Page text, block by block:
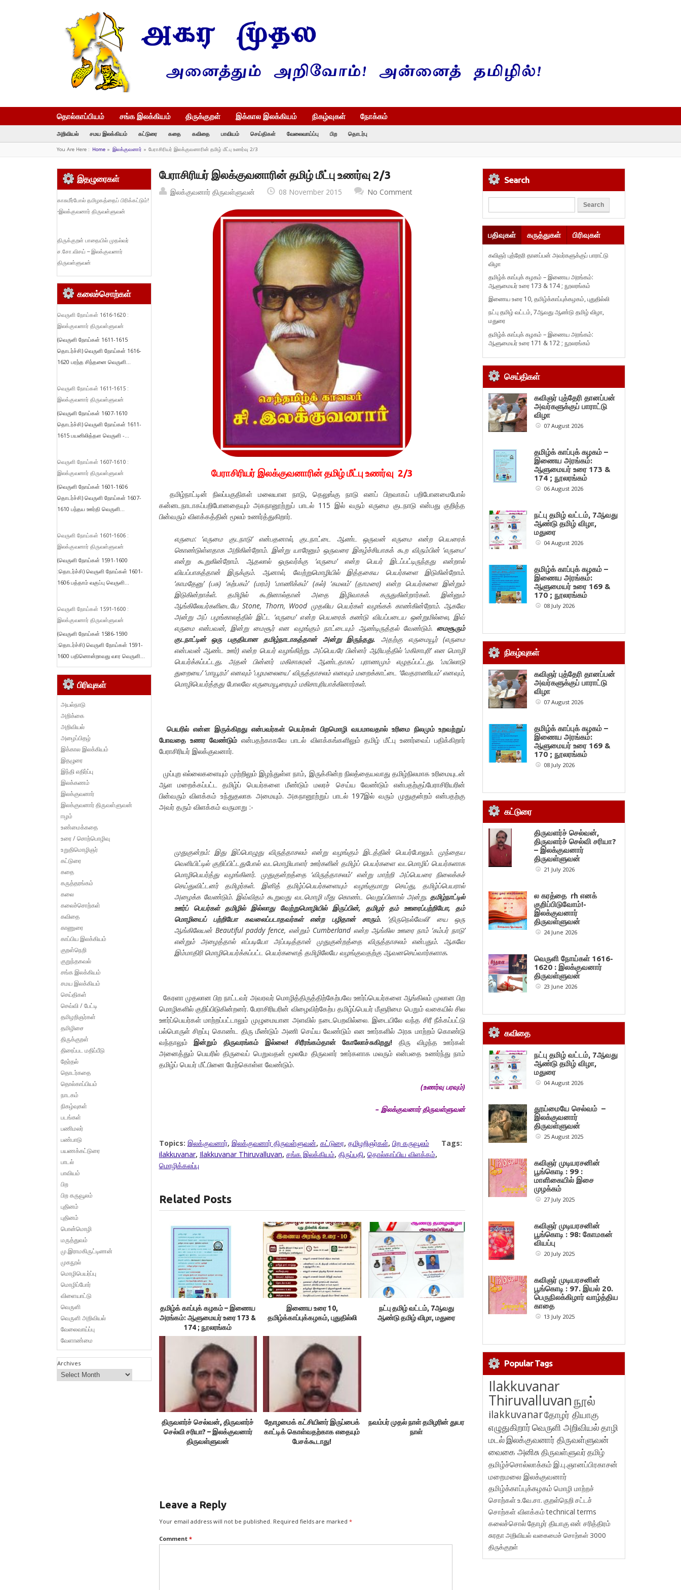
தொல்காப்பியம் சங்க இலக்கியம் திருக்குறள் இக்கால இலக்கியம் நிகழ்வுகள் நோக்கம்
அறிவியல் சமய இலக்கியம் கட்டுரை கதை கவிதை பாவியம் செய்திகள் வேலைவாய்ப்பு பிற தொடர்பு
You Are Here : Home» இலக்குவனார் » பேராசிரியர் இலக்குவனாரின் தமிழ் மீட்பு உணர்வு 2/3
பேராசிரியர் இலக்குவனாரின் தமிழ் மீட்பு உணர்வு 2/3
இலக்குவனார் திருவள்ளுவன் 08 November 2015 No Comment
பேராசிரியர் இலக்குவனாரின் தமிழ் மீட்பு உணர்வு 2/3
தமிழ்நாட்டின் நிலப்பகுதிகள் மலையாள நாடு, தெலுங்கு நாடு எனப் பிறவாகப் பறிபோனமைபோல்
கன்னடநாடாகப்பறிபோனதையும் அகநானூற்றுப் பாடல் 115 இல் வரும் எருமை குடநாடு என்பது குறித்த
பின்வரும் விளக்கத்தின் மூலம் உணர்த்துகிறார்.
எருமை: ‘எருமை குடநாடு’ என்பதனால், குடநாட்டை ஆண்ட ஒருவன் எருமை என்ற பெயரைக்
கொண்டுள்ளதாக அறிகின்றோம். இன்று யாரேனும் ஒருவரை இகழ்ச்சியாகக் கூற விரும்பின் ‘எருமை’
என்று கூறுகின்றோம். ஆதலால் ஒருவர்க்கு ‘எருமை’ என்ற பெயர் இடப்பட்டிருந்தது என்றால்
வியப்பாகத்தான் இருக்கும். ஆனால், வேற்றுமொழியில் இத்தகைய பெயர்களை இடுகின்றோம்.
‘காமதேனு’ (பசு) ‘கற்பகம்’ (மரம்) ‘மாணிக்கம்’ (கல்) ‘கமலம்’ (தாமரை) என்ற பெயர்களை இன்றும்
இடுகின்றாக்ள். தமிழில் கூறினால்தான் அதை இழிவாகக் கருதுகின்றார்கள். இன்னும்
ஆங்கிலேயர்களிடையே Stone, Thorn, Wood முதலிய பெயர்கள் வழங்கக் காண்கின்றோம். ஆகவே
அன்று அப் பழங்காலத்தில் இட்ட ‘எருமை’ என்ற பெயரைக் கண்டு வியப்படைய ஒன்றுமில்லை, இவ்
எருமை என்பவன், இன்று மைசூர் என வழங்கும் நாட்டையும் ஆண்டிருத்தல் வேண்டும்.மைசூரும்
குடநாட்டின் ஒரு பகுதியான தமிழ்நாடாகத்தான் அன்று இருந்தது. அதற்கு எருமையூர் (எருமை
என்பவன் ஆண்ட ஊர்) என்ற பெயர் வழங்கிற்று. அப்பெயரே பின்னர் ஆரியத்தில் ‘மகிசாபுரி’ என மொழி
பெயர்க்கப்பட்டது. அதன் பின்னர் மகிசாசுரன் ஆண்டதாகப் புராணமும் எழுதப்பட்டது. ‘மயிலாடு
துறையை’ ‘மாயூரம்’ எனவும் ‘பழமலையை’ விருத்தாசலம் எனவும் மறைக்காட்டை ‘வேதராணியம்’ எனவும்,
மொழிபெயர்த்தது போலவே எருமையூரையும் மகிசாபுரியாக்கினார்கள்.
பெயரில் என்ன இருக்கிறது என்பவர்கள் பெயர்கள் பிறமொழி வயமாவதால் உரிமை நிலமும் உறவற்றுப்
போவதை உணர வேண்டும் என்பதற்காகவே பாடல் விளக்கங்களிலும் தமிழ் மீட்பு உணர்வைப் பதிக்கிறார்
பேராசிரியர் இலக்குவனார்.
முப்புற எல்லைகளையும் முற்றிலும் இழந்துள்ள நாம், இருக்கின்ற நிலத்தையவாது தமிழ்நிலமாக உரிமையுடன்
ஆள மறைக்கப்பட்ட தமிழ்ப் பெயர்களை மீண்டும் மலரச் செய்ய வேண்டும் என்பதற்குப்பேராசிரியரின்
பின்வரும் விளக்கம் உந்துதலாக அமையும். அகநானூற்றுப் பாடல் 197இல் வரும் முதுகுன்றம் என்பதற்கு
அவர் தரும் விளக்கம் வருமாறு :-
முதுகுன்றம்: இது இப்பொழுது விருத்தாசலம் என்று வழங்கும் இடத்தின் பெயர்போலும். முந்தைய
வெளியிட்டில் குறிப்பிட்டதுபோல் வடமொழியாளர் ஊர்களின் தமிழ்ப் பெயர்களை வடமொழிப் பெயர்களாக
மொழிபெயர்த்து வழங்கினர். முதுகுன்றத்தை ‘விருத்தாசலம்’ என்று மாற்றி அப்பெயரை நிலைக்கச்
செய்துவிட்டனர் தமிழர்கள். இனித் தமிழ்ப்பெயர்களையும் வழங்குமாறு செய்து, தமிழ்ப்பெயரால்
அழைக்க வேண்டும். இவ்விதம் கூறுவது வடமொழி மீது கொண்ட வெறுப்பினால் அன்று.தமிழ்நாட்டில்
ஊர்ப் பெயர்கள் தமிழில் இல்லாது வேற்றுமொழியில் இருப்பின், தமிழர் தம் ஊரைப்பற்றியோ, தம்
மொழியைப் பற்றியோ கவலைப்படாதவர்கள் என்ற பழிதான் சாரும். ‘திருநெல்வேலி’ யை ஒரு
ஆங்கிலேயன் Beautiful paddy fence, என்றும் Cumberland என்ற ஆங்கில ஊரை நாம் ‘கம்பர் நாடு’
என்றும் அழைத்தால் எப்படியோ அப்படித்தான் முதுகுன்றத்தை விருத்தாசலம் என்பதும். ஆகவே
இம்மாதிரி மொழிபெயர்க்கப்பட்ட பெயர்களைத் தமிழிலேயே வழங்குவதற்கு ஆவனசெய்வார்களாக.
கேரளா முதலான பிற நாட்டவர் அவரவர் மொழித்திருத்திற்கேற்பவே ஊர்ப்பெயர்களை ஆங்கிலம் முலான பிற
மொழிகளில் குறிப்பிடுகின்றனர். பேராசிரியரின் விழைவிற்கேற்ப தமிழ்ப்பெயர் மீளுரிமை பெறும் வகையில் சில
ஊர்ப்பெயர்கள் மாற்றப்பட்டாலும் முழுமையான அளவில் நடைபெறவில்லை. இடையிலே வந்த சிரீ நீக்கப்பட்டு
பல்பொருள் சிறப்பு கொண்ட திரு மீண்டும் அணி செய்ய வேண்டும் என ஊர்களில் அரசு மாற்றம் கொண்டு
வந்தாலும்இன்றும் திருவரங்கம் இல்லை! சிரீரங்கம்தான் கோலோச்சுகிறது! திரு விழந்த ஊர்கள்
அனைத்தும் பெயரில் திருவைப் பெறுவதன் மூலமே திருவளர் ஊர்களாக மலரும் என்பதை உணர்ந்து நாம்
தமிழ்ப் பெயர் மீட்பினை மேற்கொள்ள வேண்டும்.
(உணர்வு பரவும்)
– இலக்குவனார் திருவள்ளுவன்
Topics: இலக்குவனார், இலக்குவனார் திருவள்ளுவன், கட்டுரை, தமிழறிஞர்கள், பிற கருவூலம்
Tags:
ilakkuvanar, Ilakkuvanar Thiruvalluvan, சங்க இலக்கியம், திருப்பதி, தொல்காப்பிய விளக்கம்,
மொழிக்கலப்பு
Related Posts
தமிழ்க் காப்புக் கழகம் – இணைய
அரங்கம்: ஆளுமையர் உரை 173 &
174 ; நூலரங்கம்
இணைய உரை 10,
தமிழ்க்காப்புக்கழகம், புதுதில்லி
நட்பு தமிழ் வட்டம், 7ஆவது
ஆண்டு தமிழ் விழா, மதுரை
திருவளர்ச் செல்வன், திருவளர்ச்
செல்வி சரியா? – இலக்குவனார்
திருவள்ளுவன்
தோழமைக் கட்சியினர் இருப்பைக்
காட்டிக் கொள்வதற்காக எதையும்
பேசக்கூடாது!
நவம்பர் முதல் நாள் தமிழரின் துயர
நாள்
Leave a Reply
Your email address will not be published. Required fields are marked *
Comment *
இதழுரைகள்
காசுமீர்போல் தமிழகத்தைப் பிரிக்கட்டும்!
-இலக்குவனார் திருவள்ளுவன்
திருக்குறள் பாதையில் முதல்வர்
ச.சோ.விசய் – இலக்குவனார்
திருவள்ளுவன்
கலைச்சொற்கள்
வெருளி நோய்கள் 1616-1620 :
இலக்குவனார் திருவள்ளுவன்
(வெருளி நோய்கள் 1611-1615
தொடர்ச்சி) வெருளி நோய்கள் 1616-
1620 பரந்த சிந்தனை வெருளி...
வெருளி நோய்கள் 1611-1615 :
இலக்குவனார் திருவள்ளுவன்
(வெருளி நோய்கள் 1607-1610
தொடர்ச்சி) வெருளி நோய்கள் 1611-
1615 பயனிலித்தள வெருளி -...
வெருளி நோய்கள் 1607-1610 :
இலக்குவனார் திருவள்ளுவன்
(வெருளி நோய்கள் 1601-1606
தொடர்ச்சி) வெருளி நோய்கள் 1607-
1610 பந்தய ஊர்தி வெருளி...
வெருளி நோய்கள் 1601-1606 :
இலக்குவனார் திருவள்ளுவன்
(வெருளி நோய்கள் 1591-1600
:தொடர்ச்சி) வெருளி நோய்கள் 1601-
1606 பத்தாம் வகுப்பு வெருளி...
வெருளி நோய்கள் 1591-1600 :
இலக்குவனார் திருவள்ளுவன்
(வெருளி நோய்கள் 1586-1590
:தொடர்ச்சி) வெருளி நோய்கள் 1591-
1600 பதினொன்றாவது வார வெருளி...
பிரிவுகள்
அயல்நாடு
அறிக்கை
அறிவியல்
அழைப்பிதழ்
இக்கால இலக்கியம்
இதழுரை
இந்தி எதிர்ப்பு
இலக்கணம்
இலக்குவனார்
இலக்குவனார் திருவள்ளுவன்
ஈழம்
உண்மைக்கதை
உரை / சொற்பொழிவு
உறுதிமொழிஞர்
கட்டுரை
கதை
கருத்தரங்கம்
கலை
கலைச்சொற்கள்
கவிதை
காணுரை
காப்பிய இலக்கியம்
குறள்நெறி
குறுந்தகவல்
சங்க இலக்கியம்
சமய இலக்கியம்
செய்திகள்
செவ்வி / பேட்டி
தமிழறிஞர்கள்
தமிழிசை
திருக்குறள்
திரைப்பட மதிப்பீடு
தேர்தல்
தொடர்கதை
தொல்காப்பியம்
நாடகம்
நிகழ்வுகள்
படங்கள்
பணிமலர்
பண்பாடு
பயணக்கட்டுரை
பாடல்
பாவியம்
பிற
பிற கருவூலம்
புதினம்
புதினம்
பொன்மொழி
மருத்துவம்
மு.இராமகிருட்டிணன்
முகநூல்
மொழிபெயர்ப்பு
மொழிப்போர்
விளையாட்டு
வெருளி
வெருளி அறிவியல்
வேலைவாய்ப்பு
வேளாண்மை
Archives
Search
பதிவுகள் கருத்துகள் பிரிவுகள்
கவிஞர் புத்தேரி தானப்பன் அவர்களுக்குப் பாராட்டு
விழா
தமிழ்க் காப்புக் கழகம் – இணைய அரங்கம்:
ஆளுமையர் உரை 173 & 174 ; நூலரங்கம்
இணைய உரை 10, தமிழ்க்காப்புக்கழகம், புதுதில்லி
நட்பு தமிழ் வட்டம், 7ஆவது ஆண்டு தமிழ் விழா,
மதுரை
தமிழ்க் காப்புக் கழகம் – இணைய அரங்கம்:
ஆளுமையர் உரை 171 & 172 ; நூலரங்கம்
செய்திகள்
கவிஞர் புத்தேரி தானப்பன்
அவர்களுக்குப் பாராட்டு
விழா
07 August 2026
தமிழ்க் காப்புக் கழகம் –
இணைய அரங்கம்:
ஆளுமையர் உரை 173 &
174 ; நூலரங்கம்
06 August 2026
நட்பு தமிழ் வட்டம், 7ஆவது
ஆண்டு தமிழ் விழா,
மதுரை
04 August 2026
தமிழ்க் காப்புக் கழகம் –
இணைய அரங்கம்:
ஆளுமையர் உரை 169 &
170 ; நூலரங்கம்
08 July 2026
நிகழ்வுகள்
கவிஞர் புத்தேரி தானப்பன்
அவர்களுக்குப் பாராட்டு
விழா
07 August 2026
தமிழ்க் காப்புக் கழகம் –
இணைய அரங்கம்:
ஆளுமையர் உரை 169 &
170 ; நூலரங்கம்
08 July 2026
கட்டுரை
திருவளர்ச் செல்வன்,
திருவளர்ச் செல்வி சரியா?
– இலக்குவனார்
திருவள்ளுவன்
21 July 2026
ல கரத்தை rh எனக்
குறிப்பிடுவோம்!-
இலக்குவனார்
திருவள்ளுவன்
24 June 2026
வெருளி நோய்கள் 1616-
1620 : இலக்குவனார்
திருவள்ளுவன்
23 June 2026
கவிதை
நட்பு தமிழ் வட்டம், 7ஆவது
ஆண்டு தமிழ் விழா,
மதுரை
04 August 2026
தூய்மையே செல்வம் –
இலக்குவனார்
திருவள்ளுவன்
25 August 2025
கவிஞர் முடியரசனின்
பூங்கொடி : 99 :
மாளிகையில் இசை
முழக்கம்
27 July 2025
கவிஞர் முடியரசனின்
பூங்கொடி : 98: கோமகன்
வியப்பு
20 July 2025
கவிஞர் முடியரசனின்
பூங்கொடி : 97. இயல் 20.
பெருநிலக்கிழார் வாழ்த்திய
காதை
13 July 2025
Popular Tags
Ilakkuvanar
Thiruvalluvanநூல்
ilakkuvanarதோழர் தியாகு
எழுதுகிறார்வெருளி அறிவியல்தாழி
மடல்இலக்குவனார் திருவள்ளுவன்
வைகை அனிசுதிருவள்ளுவர்தமிழ்
தமிழ்ச்சொல்லாக்கம் இ.பு.ஞானப்பிரகாசன்
மறைமலை இலக்குவனார்
தமிழ்க்காப்புக்கழகம் மொழி மாற்றச்
சொற்கள்உ.வே.சா. குறள்நெறி சட்டச்
சொற்கள் விளக்கம்technical terms
கலைச்சொல்தோழர் தியாகுஎன் சரித்திரம்
சுரதாஅறிவியல் வகைமைச் சொற்கள் 3000
திருக்குறள்